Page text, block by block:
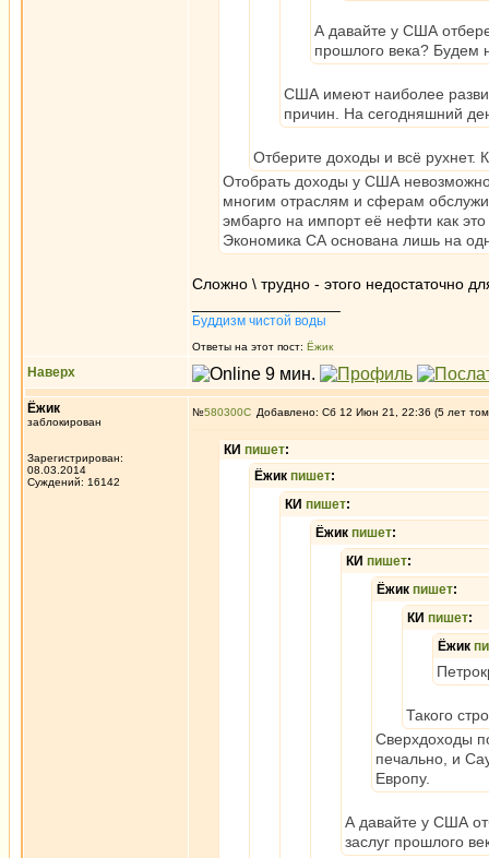
А давайте у США
прошлого века? Будем
США имеют наиболее
причин. На сегодняшний
Отберите доходы и всё рухнет.
Отобрать доходы у США
многим отраслям и сферам
эмбарго на импорт её нефти как
Экономика СА основана лишь на
Сложно \ трудно - этого недостаточно
Буддизм чистой воды
Ответы на этот пост: Ёжик
Наверх
Ёжик
заблокирован
Зарегистрирован:
08.03.2014
Суждений: 16142
№580300 Добавлено: Сб 12 Июн 21, 22:36 (5 лет
КИ пишет:
Ёжик пишет:
КИ пишет:
Ёжик пишет:
КИ пишет:
Ёжик пишет:
КИ пишет:
Ёжик
Такого
Сверхдоходы
печально, и
Европу.
А давайте у США
заслуг прошлого